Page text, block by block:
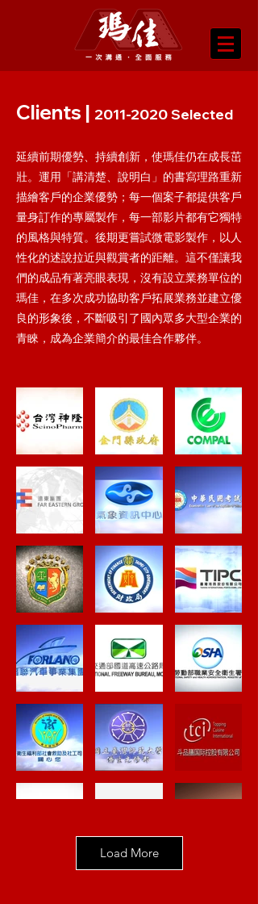
Clients | 2011-2020Selected
延續前期優勢、持續創新，使瑪佳仍在成長茁
壯。運用「講清楚、說明白」的書寫理路重新
描繪客戶的企業優勢；每一個案子都提供客戶
量身訂作的專屬製作，每一部影片都有它獨特
的風格與特質。後期更嘗試微電影製作，以人
性化的述說拉近與觀賞者的距離。這不僅讓我
們的成品有著亮眼表現，沒有設立業務單位的
瑪佳，在多次成功協助客戶拓展業務並建立優
良的形象後，不斷吸引了國內眾多大型企業的
青睞，成為企業簡介的最佳合作夥伴。
Load More